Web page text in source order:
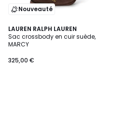
Nouveauté
LAUREN RALPH LAUREN
Sac crossbody en cuir suède,
MARCY
325,00 €